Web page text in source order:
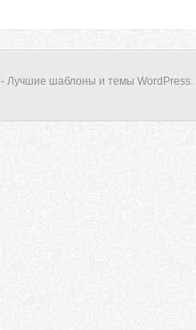
- Лучшие шаблоны и темы